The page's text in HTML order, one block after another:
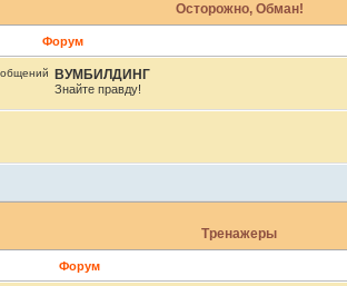
Осторожно, Обман!
Форум
ВУМБИЛДИНГ
Знайте правду!
Тренажеры
Форум